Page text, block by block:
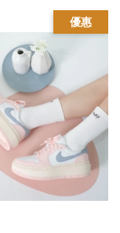
優惠